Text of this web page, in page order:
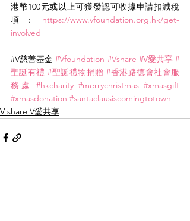
港幣100元或以上可獲發認可收據申請扣減稅
項: https://www.vfoundation.org.hk/get-
involved
#V慈善基金 #Vfoundation #Vshare #V愛共享 #
聖誕有禮 #聖誕禮物捐贈 #香港路德會社會服
務處
#hkcharity #merrychristmas #xmasgift
#xmasdonation #santaclausiscomingtotown
V share V愛共享